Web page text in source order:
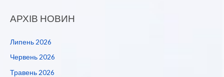
АРХІВ НОВИН
Липень 2026
Червень 2026
Травень 2026